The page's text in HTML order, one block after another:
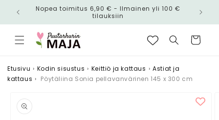
siirry
Nopea toimitus 6,90 € - Ilmainen yli 100 €
tilauksiin
Ostoskori
Etusivu › Kodin sisustus › Keittiö ja kattaus › Astiat ja
kattaus › Pöytäliina Sonia pellavanvärinen 145 x 300 cm
tuotetietoihin